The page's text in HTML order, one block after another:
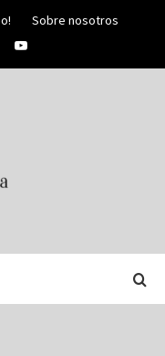
Sobre nosotros
YouTube
DE